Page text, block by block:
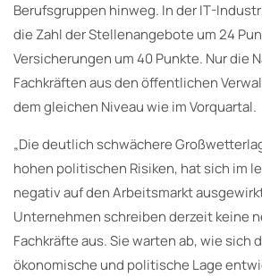
Berufsgruppen hinweg. In der IT-
die Zahl der Stellenangebote um 24
Versicherungen um 40 Punkte. Nur die
Fachkräften aus den öffentlichen
dem gleichen Niveau wie im Vorquartal.
„Die deutlich schwächere
hohen politischen Risiken, hat sich im
negativ auf den Arbeitsmarkt
Unternehmen schreiben derzeit keine
Fachkräfte aus. Sie warten ab, wie sich
ökonomische und politische Lage